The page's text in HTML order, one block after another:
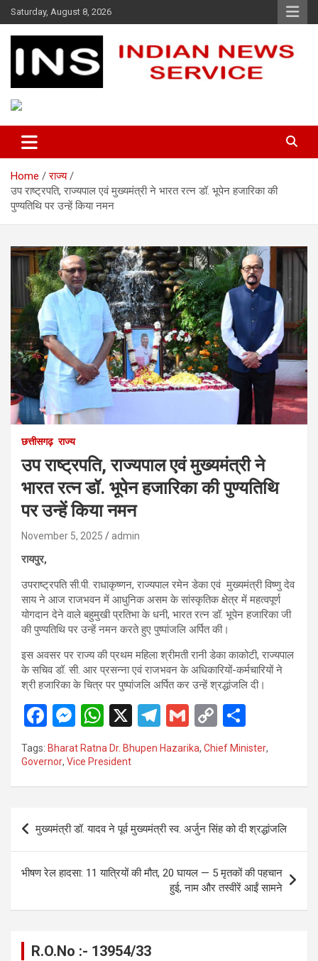
Skip
to
content
Saturday, August 8, 2026
Indian News Service
Home
राज्य
उप राष्ट्रपति, राज्यपाल एवं मुख्यमंत्री ने भारत रत्न डॉ. भूपेन हजारिका की
पुण्यतिथि पर उन्हें किया नमन
छत्तीसगढ़ राज्य
उप राष्ट्रपति, राज्यपाल एवं मुख्यमंत्री ने
भारत रत्न डॉ. भूपेन हजारिका की पुण्यतिथि
पर उन्हें किया नमन
November 5, 2025 admin
रायपुर,
उपराष्ट्रपति सी.पी. राधाकृष्णन, राज्यपाल रमेन डेका एवं मुख्यमंत्री विष्णु देव
साय ने आज राजभवन में आधुनिक असम के सांस्कृतिक क्षेत्र में महत्वपूर्ण
योगदान देने वाले बहुमुखी प्रतिभा के धनी, भारत रत्न डॉ. भूपेन हजारिका जी
की पुण्यतिथि पर उन्हें नमन करते हुए पुष्पांजलि अर्पित की।
इस अवसर पर राज्य की प्रथम महिला श्रीमती रानी डेका काकोटी, राज्यपाल
के सचिव डॉ. सी. आर प्रसन्ना एवं राजभवन के अधिकारियों-कर्मचारियों ने
श्री हजारिका के चित्र पर पुष्पांजलि अर्पित कर उन्हें श्रद्धांजलि दी।
F
a
ce
b
o
k
M
es
se
n
er
W
h
at
s
p
p
X
T
el
e
gr
m
G
m
ail
C
o
py
Li
k
h
ar
e
Tags: Bharat Ratna Dr. Bhupen Hazarika, Chief Minister,
Governor, Vice President
Post
navigation
मुख्यमंत्री डॉ. यादव ने पूर्व मुख्यमंत्री स्व. अर्जुन सिंह को दी श्रद्धांजलि
भीषण रेल हादसा: 11 यात्रियों की मौत, 20 घायल — 5 मृतकों की पहचान
हुई, नाम और तस्वीरें आईं सामने
R.O.No :- 13954/33